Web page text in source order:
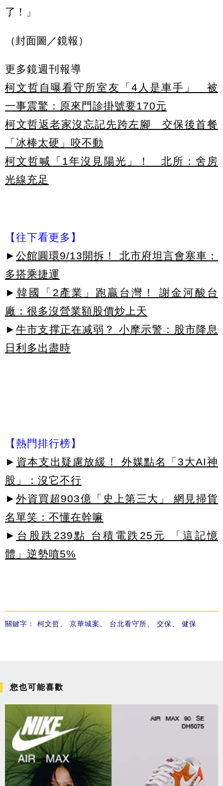
了！」
（封面圖／鏡報）
更多鏡週刊報導
柯文哲自曝看守所室友「4人是車手」 被
一事震驚：原來門診掛號要170元
柯文哲返老家沒忘記先跨左腳 交保後首餐
「冰棒太硬」咬不動
柯文哲喊「1年沒見陽光」！ 北所：舍房
光線充足
【往下看更多】
► 公館圓環9/13開拆！ 北市府坦言會塞車：
多搭乘捷運
► 韓國「2產業」跑贏台灣！ 謝金河酸台
廠：很多沒營業額股價炒上天
► 牛市支撑正在减弱？ 小摩示警：股市降息
日利多出盡時
【熱門排行榜】
► 資本支出疑慮放緩！ 外媒點名「3大AI神
股」：沒它不行
► 外資買超903億「史上第三大」 網見掃貨
名單笑：不懂在幹嘛
► 台股跌239點 台積電跌25元 「這記憶
體」逆勢噴5%
關鍵字： 柯文哲 京華城案 台北看守所 交保 健保
您也可能喜歡